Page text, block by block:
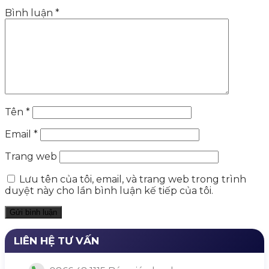
Bình luận *
Tên *
Email *
Trang web
Lưu tên của tôi, email, và trang web trong trình
duyệt này cho lần bình luận kế tiếp của tôi.
LIÊN HỆ TƯ VẤN